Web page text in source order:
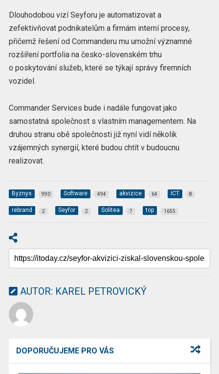
Dlouhodobou vizí Seyforu je automatizovat a
zefektivňovat podnikatelům a firmám interní procesy,
přičemž řešení od Commanderu mu umožní významné
rozšíření portfolia na česko-slovenském trhu
o poskytování služeb, které se týkají správy firemních
vozidel.
Commander Services bude i nadále fungovat jako
samostatná společnost s vlastním managementem. Na
druhou stranu obě společnosti již nyní vidí několik
vzájemných synergií, které budou chtít v budoucnu
realizovat.
Byznys 990 Software 494 akvizice 64 ICT 8
rebrand 2 Seyfor 2 Solitea 7 top 1655
AUTOR: KAREL PETROVICKÝ
DOPORUČUJEME PRO VÁS